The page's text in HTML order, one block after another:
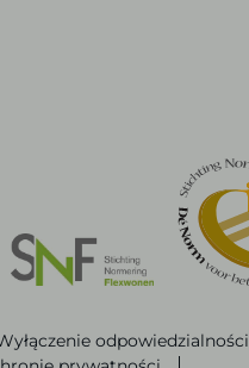
odpowiedzialności